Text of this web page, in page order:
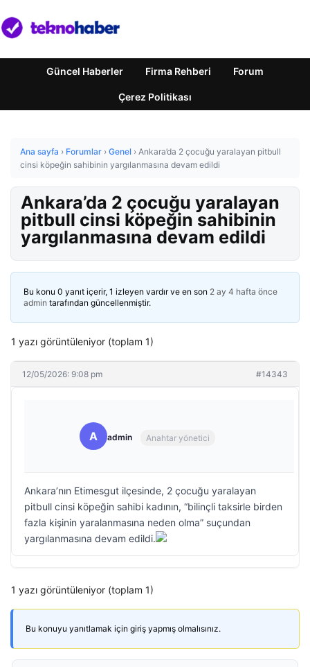
Güncel Haberler Firma Rehberi Forum
Çerez Politikası
Ana sayfa › Forumlar › Genel › Ankara’da 2 çocuğu yaralayan pitbull
cinsi köpeğin sahibinin yargılanmasına devam edildi
Ankara’da 2 çocuğu yaralayan
pitbull cinsi köpeğin sahibinin
yargılanmasına devam edildi
Bu konu 0 yanıt içerir, 1 izleyen vardır ve en son 2 ay 4 hafta önce
admin tarafından güncellenmiştir.
1 yazı görüntüleniyor (toplam 1)
12/05/2026: 9:08 pm #14343
A admin Anahtar yönetici
Ankara’nın Etimesgut ilçesinde, 2 çocuğu yaralayan
pitbull cinsi köpeğin sahibi kadının, “bilinçli taksirle birden
fazla kişinin yaralanmasına neden olma” suçundan
yargılanmasına devam edildi.
1 yazı görüntüleniyor (toplam 1)
Bu konuyu yanıtlamak için giriş yapmış olmalısınız.